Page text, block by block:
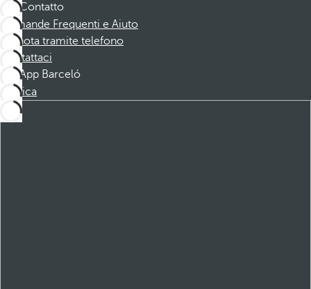
Contatto
Domande Frequenti e Aiuto
Prenota tramite telefono
Contattaci
App Barceló
Scarica